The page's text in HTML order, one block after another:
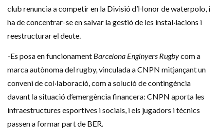
club renuncia a competir en la Divisió d’Honor de waterpolo, i
ha de concentrar-se en salvar la gestió de les instal·lacions i
reestructurar el deute.
-Es posa en funcionament Barcelona Enginyers Rugbycom a
marca autònoma del rugby, vinculada a CNPN mitjançant un
conveni de col·laboració, com a solució de contingència
davant la situació d’emergència financera: CNPN aporta les
infraestructures esportives i socials, i els jugadors i tècnics
passen a formar part de BER.